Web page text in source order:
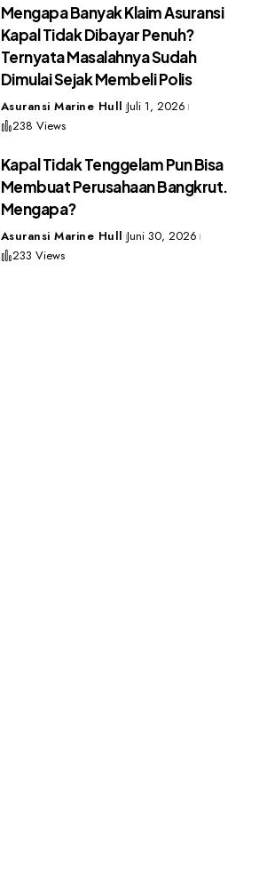
Mengapa Banyak Klaim Asuransi
Kapal Tidak Dibayar Penuh?
Ternyata Masalahnya Sudah
Dimulai Sejak Membeli Polis
Asuransi Marine Hull Juli 1, 2026
238 Views
Kapal Tidak Tenggelam Pun Bisa
Membuat Perusahaan Bangkrut.
Mengapa?
Asuransi Marine Hull Juni 30, 2026
233 Views